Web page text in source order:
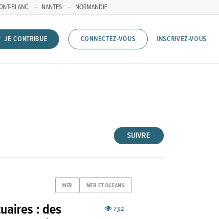
BLANC NANTES NORMANDIE
JE CONTRIBUE CONNECTEZ-VOUS INSCRIVEZ-VOUS
SUIVRE
MER MER-ET-OCEANS
732
: des